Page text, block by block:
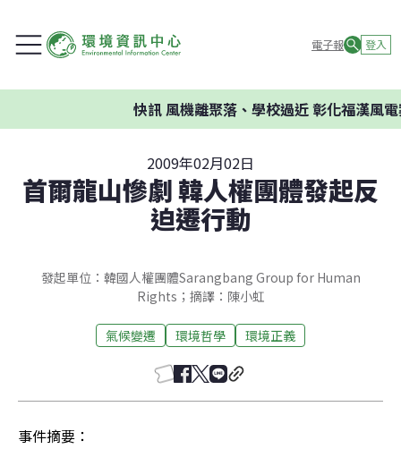
電子報 登入
快訊風機離聚落、學校過近 彰化福漢風電
2009年02月02日
首爾龍山慘劇 韓人權團體發起反
迫遷行動
發起單位：韓國人權團體Sarangbang Group for Human
Rights；摘譯：陳小虹
氣候變遷 環境哲學 環境正義
事件摘要：